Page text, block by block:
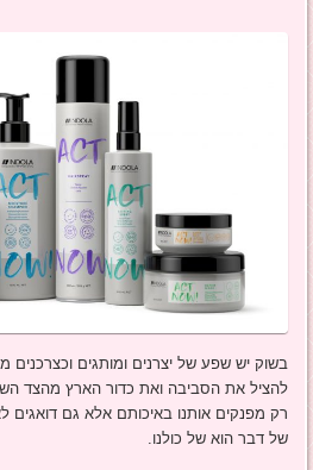
בשוק יש שפע של יצרנים ומותגים וכצרכנים
להציל את הסביבה ואת כדור הארץ מהצד
רק מפנקים אותנו באיכותם אלא גם דואגים
של דבר הוא של כולנו.